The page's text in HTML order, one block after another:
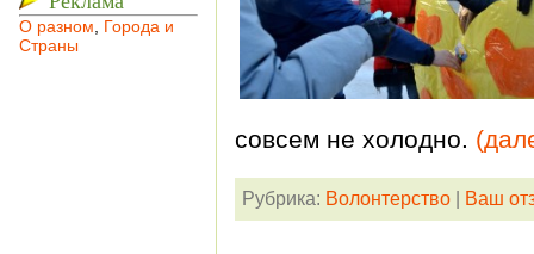
О разном
Города и
Страны
совсем не холодно.
Рубрика: Волонтерство| Ваш